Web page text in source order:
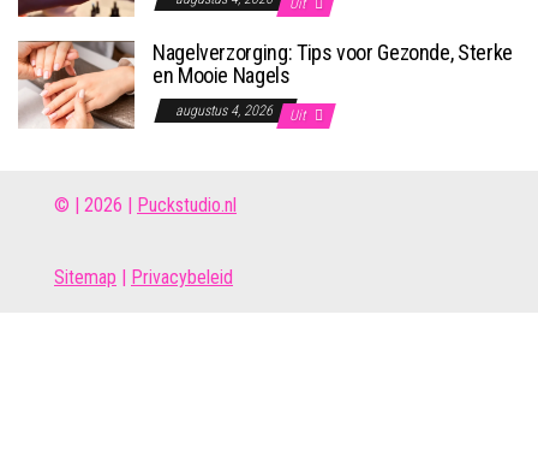
Uit
Nagelverzorging: Tips voor Gezonde, Sterke
en Mooie Nagels
augustus 4, 2026 Uit
© | 2026 | Puckstudio.nl
Sitemap | Privacybeleid